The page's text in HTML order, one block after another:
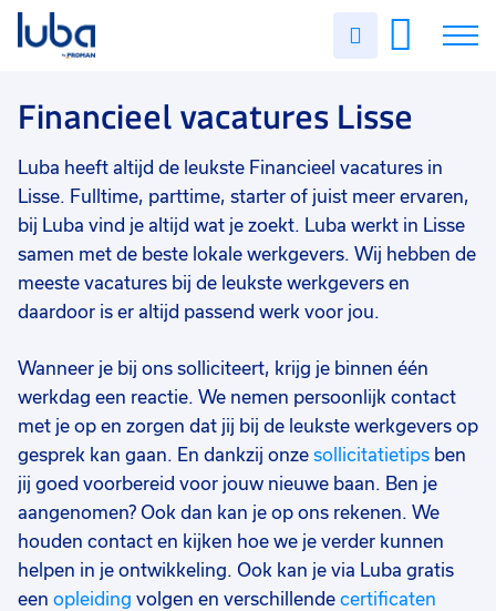
Uren
Vacatures
Over ons
Voor werkgevers
Contact
Financieel vacatures Lisse
Luba heeft altijd de leukste Financieel vacatures in
Lisse. Fulltime, parttime, starter of juist meer ervaren,
bij Luba vind je altijd wat je zoekt. Luba werkt in Lisse
samen met de beste lokale werkgevers. Wij hebben de
meeste vacatures bij de leukste werkgevers en
daardoor is er altijd passend werk voor jou.
Wanneer je bij ons solliciteert, krijg je binnen één
werkdag een reactie. We nemen persoonlijk contact
met je op en zorgen dat jij bij de leukste werkgevers op
gesprek kan gaan. En dankzij onze sollicitatietips ben
jij goed voorbereid voor jouw nieuwe baan. Ben je
aangenomen? Ook dan kan je op ons rekenen. We
houden contact en kijken hoe we je verder kunnen
helpen in je ontwikkeling. Ook kan je via Luba gratis
een opleiding volgen en verschillende certificaten
Filter vacatures
Vakgebied 0
Financieel
Opleidingsniveau
Soort contract
Uitzicht op vast 1
Detacheren 1
Uren per week 0
25 - 32 uur